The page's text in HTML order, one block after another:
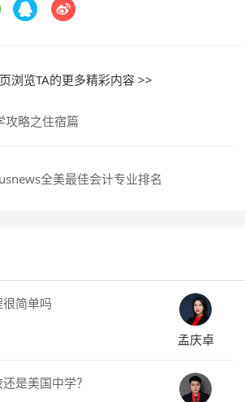
浏览TA的更多精彩内容 >>
攻略之住宿篇
全美最佳会计专业排名
简单吗
孟庆卓
是美国中学？